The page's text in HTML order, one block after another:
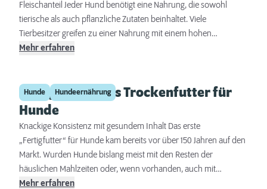
Fleischanteil Jeder Hund benötigt eine Nahrung, die sowohl
tierische als auch pflanzliche Zutaten beinhaltet. Viele
Tierbesitzer greifen zu einer Nahrung mit einem hohen
Fleischanteil, im Sinne einer individuellen, besseren
Mehr erfahren
Hunde Hundeernährung
Ofengebackenes Trockenfutter für
Hunde
Knackige Konsistenz mit gesundem Inhalt Das erste
„Fertigfutter“ für Hunde kam bereits vor über 150 Jahren auf den
Markt. Wurden Hunde bislang meist mit den Resten der
häuslichen Mahlzeiten oder, wenn vorhanden, auch mit
Knochen und Fleischresten ernährt, konnten Hundehalter nun
Mehr erfahren